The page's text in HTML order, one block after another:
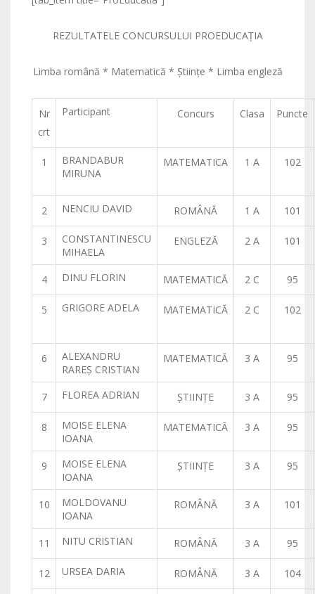
REZULTATELE CONCURSULUI PROEDUCAŢIA
Limba română * Matematică * Ştiinţe * Limba engleză
Nr
crt
Participant Concurs Clasa Puncte
1
BRANDABUR
MIRUNA
MATEMATICA 1 A 102
2 NENCIU DAVID ROMÂNĂ 1 A 101
3
CONSTANTINESCU
MIHAELA
ENGLEZĂ 2 A 101
4 DINU FLORIN MATEMATICĂ 2 C 95
5 GRIGORE ADELA MATEMATICĂ 2 C 102
6
ALEXANDRU
RAREŞ CRISTIAN
MATEMATICĂ 3 A 95
7 FLOREA ADRIAN ŞTIINŢE 3 A 95
8
MOISE ELENA
IOANA
MATEMATICĂ 3 A 95
9
MOISE ELENA
IOANA
ŞTIINŢE 3 A 95
10
MOLDOVANU
IOANA
ROMÂNĂ 3 A 101
11 NITU CRISTIAN ROMÂNĂ 3 A 95
12 URSEA DARIA ROMÂNĂ 3 A 104